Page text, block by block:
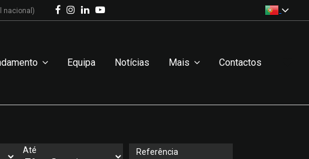
nacional)
Equipa Notícias Mais Contactos
Até Referência